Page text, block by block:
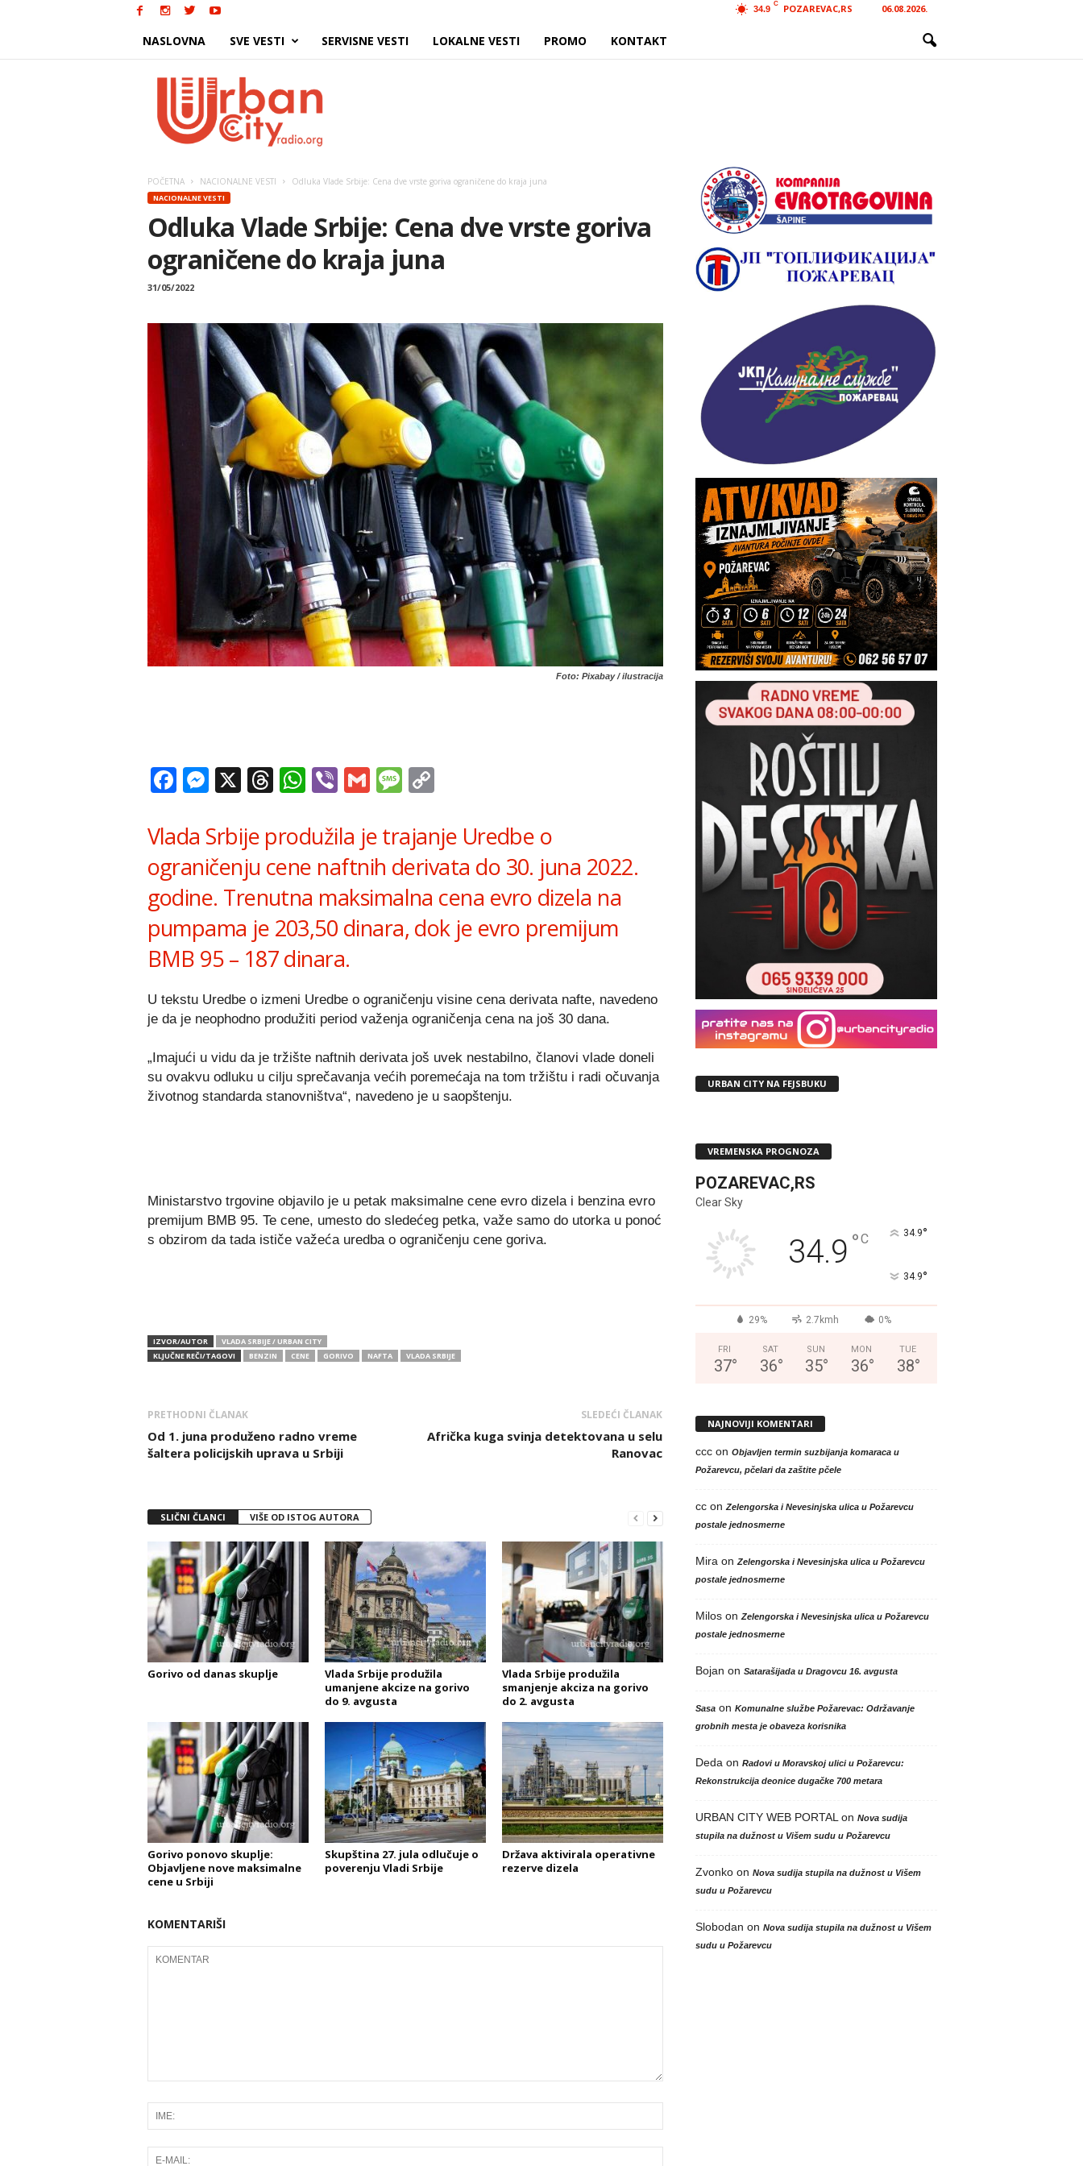
34.9
C POZAREVAC,RS 06.08.2026.
NASLOVNA SVE VESTI SERVISNE VESTI LOKALNE VESTI PROMO KONTAKT
POČETNA NACIONALNE VESTI Odluka Vlade Srbije: Cena dve vrste goriva ograničene do kraja juna
NACIONALNE VESTI
Odluka Vlade Srbije: Cena dve vrste goriva
ograničene do kraja juna
31/05/2022
Foto: Pixabay / ilustracija
Facebook
Messenger
X Threads
WhatsApp
ViberGmailMessage
Vlada Srbije produžila je trajanje Uredbe o
ograničenju cene naftnih derivata do 30. juna 2022.
godine. Trenutna maksimalna cena evro dizela na
pumpama je 203,50 dinara, dok je evro premijum
BMB 95 – 187 dinara.
U tekstu Uredbe o izmeni Uredbe o ograničenju visine cena derivata nafte, navedeno
je da je neophodno produžiti period važenja ograničenja cena na još 30 dana.
„Imajući u vidu da je tržište naftnih derivata još uvek nestabilno, članovi vlade doneli
su ovakvu odluku u cilju sprečavanja većih poremećaja na tom tržištu i radi očuvanja
životnog standarda stanovništva“, navedeno je u saopštenju.
Ministarstvo trgovine objavilo je u petak maksimalne cene evro dizela i benzina evro
premijum BMB 95. Te cene, umesto do sledećeg petka, važe samo do utorka u ponoć
s obzirom da tada ističe važeća uredba o ograničenju cene goriva.
IZVOR/AUTOR
VLADA SRBIJE / URBAN CITY
KLJUČNE REČI/TAGOVI
BENZIN CENE GORIVO NAFTA VLADA SRBIJE
PRETHODNI ČLANAK
Od 1. juna produženo radno vreme
šaltera policijskih uprava u Srbiji
SLEDEĆI ČLANAK
Afrička kuga svinja detektovana u selu
Ranovac
SLIČNI ČLANCI VIŠE OD ISTOG AUTORA
Gorivo od danas skuplje
Vlada Srbije produžila
umanjene akcize na gorivo
do 9. avgusta
Vlada Srbije produžila
smanjenje akciza na gorivo
do 2. avgusta
Gorivo ponovo skuplje:
Objavljene nove maksimalne
cene u Srbiji
Skupština 27. jula odlučuje o
poverenju Vladi Srbije
Država aktivirala operativne
rezerve dizela
KOMENTARIŠI
URBAN CITY NA FEJSBUKU
VREMENSKA PROGNOZA
POZAREVAC,RS
Clear Sky
34.9 °C 34.9°
34.9°
29% 2.7kmh 0%
FRI
37°
SAT
36°
SUN
35°
MON
36°
TUE
38°
NAJNOVIJI KOMENTARI
cccon Objavljen termin suzbijanja komaraca u
Požarevcu, pčelari da zaštite pčele
ccon Zelengorska i Nevesinjska ulica u Požarevcu
postale jednosmerne
Mira on Zelengorska i Nevesinjska ulica u Požarevcu
postale jednosmerne
Miloson Zelengorska i Nevesinjska ulica u Požarevcu
postale jednosmerne
Bojan on Satarašijada u Dragovcu 16. avgusta
Sasaon Komunalne službe Požarevac: Održavanje
grobnih mesta je obaveza korisnika
Deda on Radovi u Moravskoj ulici u Požarevcu:
Rekonstrukcija deonice dugačke 700 metara
URBAN CITY WEB PORTAL on Nova sudija
stupila na dužnost u Višem sudu u Požarevcu
Zvonkoon Nova sudija stupila na dužnost u Višem
sudu u Požarevcu
Slobodan on Nova sudija stupila na dužnost u Višem
sudu u Požarevcu